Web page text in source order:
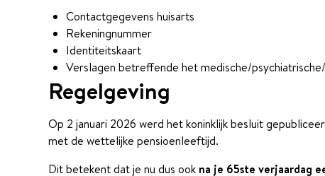
Contactgegevens huisarts
Rekeningnummer
Identiteitskaart
Verslagen betreffende het medische/
Regelgeving
Op 2 januari 2026 werd het koninklijk besluit
met de wettelijke pensioenleeftijd.
Dit betekent dat je nu dus ook na je 65ste verjaardag